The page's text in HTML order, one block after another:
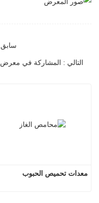
سابق
التالي : المشاركة في معرض
معدات تحميص الحبوب